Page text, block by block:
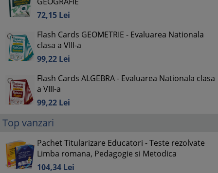
72,15 Lei
Flash Cards GEOMETRIE - Evaluarea Nationala
clasa a VIII-a
99,22 Lei
Flash Cards ALGEBRA - Evaluarea Nationala clasa
a VIII-a
99,22 Lei
Top vanzari
Pachet Titularizare Educatori - Teste rezolvate
Limba romana, Pedagogie si Metodica
104,34 Lei